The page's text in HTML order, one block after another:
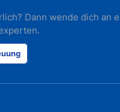
Dann wende dich an